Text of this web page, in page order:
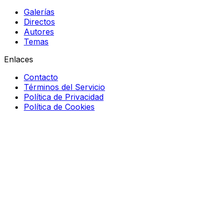
Galerías
Directos
Autores
Temas
Enlaces
Contacto
Términos del Servicio
Política de Privacidad
Política de Cookies